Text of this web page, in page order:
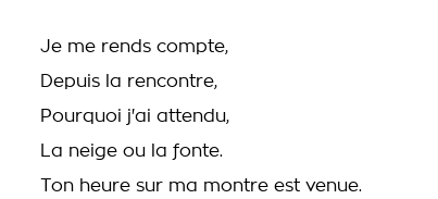
Je me rends compte,
Depuis la rencontre,
Pourquoi j'ai attendu,
La neige ou la fonte.
Ton heure sur ma montre est venue.